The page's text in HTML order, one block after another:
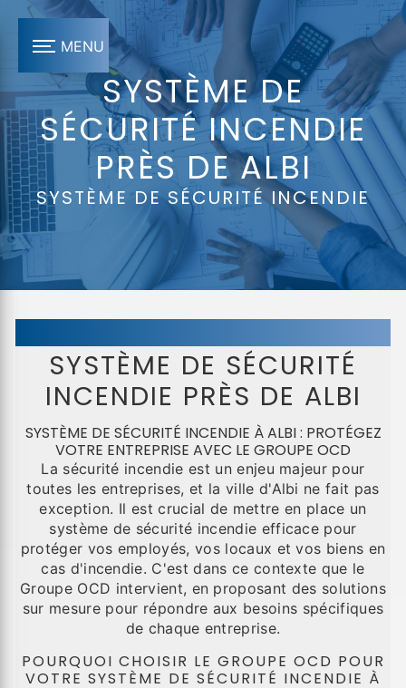
MENU
SYSTÈME DE
SÉCURITÉ INCENDIE
PRÈS DE ALBI
SYSTÈME DE SÉCURITÉ INCENDIE
SYSTÈME DE SÉCURITÉ
INCENDIE PRÈS DE ALBI
SYSTÈME DE SÉCURITÉ INCENDIE À ALBI : PROTÉGEZ
VOTRE ENTREPRISE AVEC LE GROUPE OCD
La sécurité incendie est un enjeu majeur pour
toutes les entreprises, et la ville d'Albi ne fait pas
exception. Il est crucial de mettre en place un
système de sécurité incendie efficace pour
protéger vos employés, vos locaux et vos biens en
cas d'incendie. C'est dans ce contexte que le
Groupe OCD intervient, en proposant des solutions
sur mesure pour répondre aux besoins spécifiques
de chaque entreprise.
POURQUOI CHOISIR LE GROUPE OCD POUR
VOTRE SYSTÈME DE SÉCURITÉ INCENDIE À
Panneau de gestion des cookies